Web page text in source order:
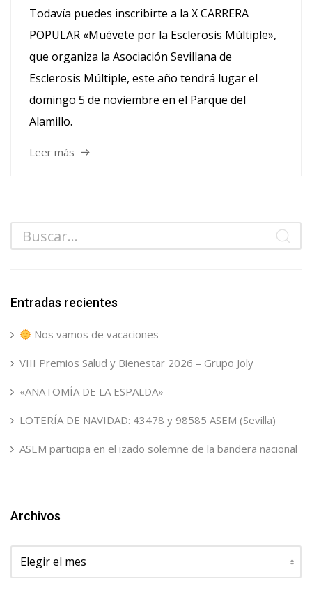
Todavía puedes inscribirte a la X CARRERA
POPULAR «Muévete por la Esclerosis Múltiple»,
que organiza la Asociación Sevillana de
Esclerosis Múltiple, este año tendrá lugar el
domingo 5 de noviembre en el Parque del
Alamillo.
Leer más
Entradas recientes
Nos vamos de vacaciones
VIII Premios Salud y Bienestar 2026 – Grupo Joly
«ANATOMÍA DE LA ESPALDA»
LOTERÍA DE NAVIDAD: 43478 y 98585 ASEM (Sevilla)
ASEM participa en el izado solemne de la bandera nacional
Archivos
Archivos